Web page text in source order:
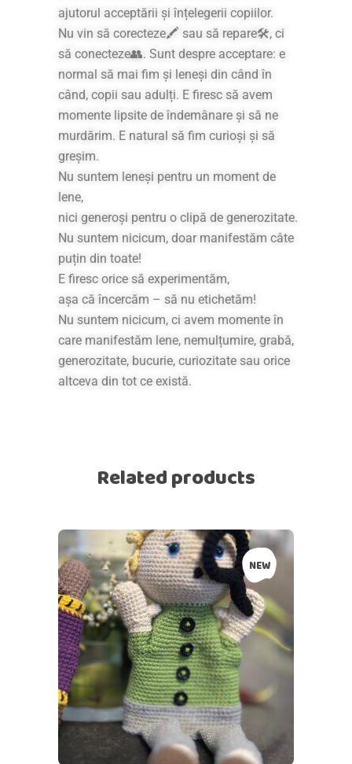
ajutorul acceptării și înțelegerii copiilor.
Nu vin să corecteze🖍 sau să repare🛠, ci
să conecteze👥. Sunt despre acceptare: e
normal să mai fim și leneși din când în
când, copii sau adulți. E firesc să avem
momente lipsite de îndemânare și să ne
murdărim. E natural să fim curioși și să
greșim.
Nu suntem leneși pentru un moment de
lene,
nici generoși pentru o clipă de generozitate.
Nu suntem nicicum, doar manifestăm câte
puțin din toate!
E firesc orice să experimentăm,
așa că încercăm – să nu etichetăm!
Nu suntem nicicum, ci avem momente în
care manifestăm lene, nemulțumire, grabă,
generozitate, bucurie, curiozitate sau orice
altceva din tot ce există.
Related products
NEW